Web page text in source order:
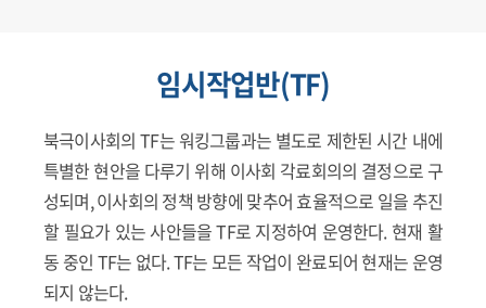
임시작업반(TF)
북극이사회의 TF는 워킹그룹과는 별도로 제한된 시간 내에
특별한 현안을 다루기 위해 이사회 각료회의의 결정으로 구
성되며, 이사회의 정책 방향에 맞추어 효율적으로 일을 추진
할 필요가 있는 사안들을 TF로 지정하여 운영한다. 현재 활
동 중인 TF는 없다. TF는 모든 작업이 완료되어 현재는 운영
되지 않는다.